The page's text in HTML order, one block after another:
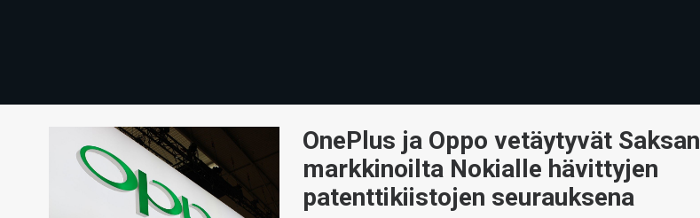
OnePlus ja Oppo vetäytyvät Saksan
markkinoilta Nokialle hävittyjen
patenttikiistojen seurauksena